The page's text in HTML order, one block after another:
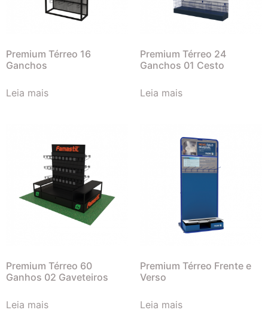
Premium Térreo 16
Ganchos
Leia mais
Premium Térreo 24
Ganchos 01 Cesto
Leia mais
Premium Térreo 60
Ganhos 02 Gaveteiros
Leia mais
Premium Térreo Frente e
Verso
Leia mais